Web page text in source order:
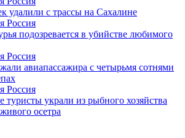
удалили с трассы на Сахалине
подозревается в убийстве любимого
авиапассажира с четырьмя сотнями
туристы украли из рыбного хозяйства
осетра